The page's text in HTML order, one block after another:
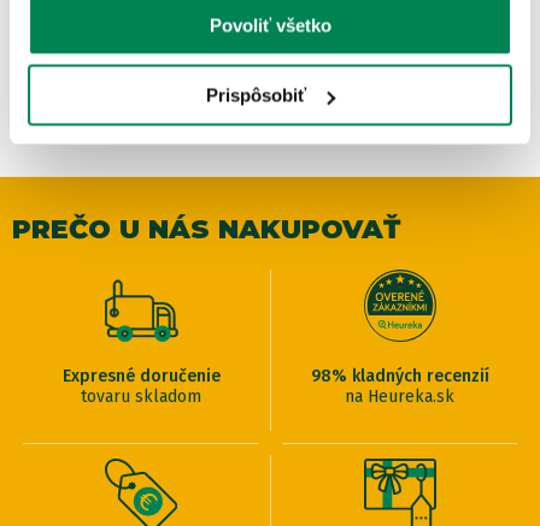
Povoliť všetko
Prispôsobiť
PREČO U NÁS NAKUPOVAŤ
Expresné doručenie
tovaru skladom
98% kladných recenzií
na Heureka.sk